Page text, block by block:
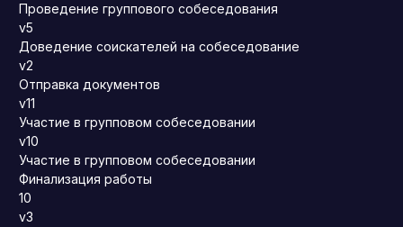
Проведение группового собеседования
v5
Доведение соискателей на собеседование
v2
Отправка документов
v11
Участие в групповом собеседовании
v10
Участие в групповом собеседовании
Финализация работы
10
v3